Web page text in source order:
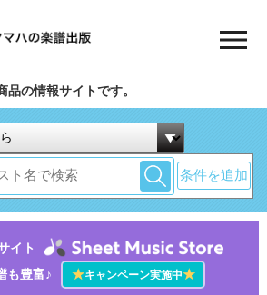
品の情報サイトです。
条件を追加
イト
も豊富♪
★キャンペーン実施中★